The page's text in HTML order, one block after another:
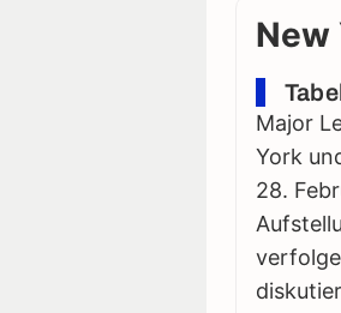
New
Major
York
28.